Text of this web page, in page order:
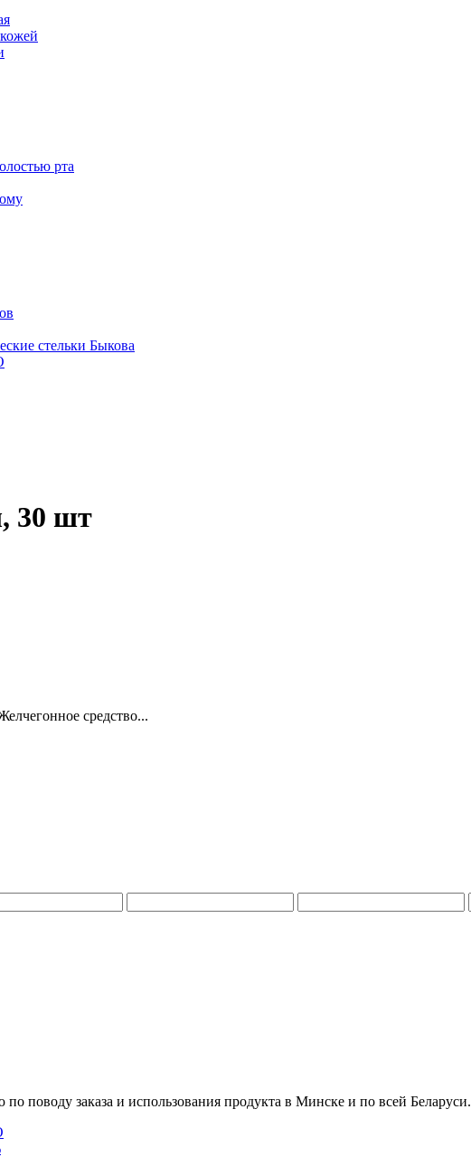
рта
стельки Быкова
30 шт
средство...
поводу заказа и использования продукта в Минске и по всей Беларуси.